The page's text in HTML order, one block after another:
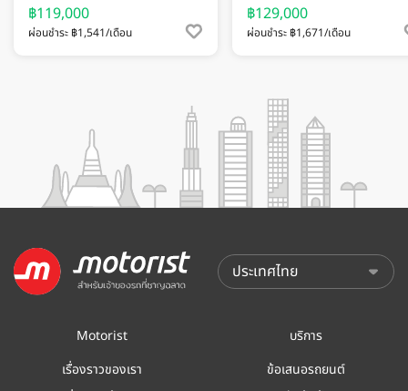
฿119,000
ผ่อนชำระ ฿1,541/เดือน
฿129,000
ผ่อนชำระ ฿1,671/เดือน
Motorist
เรื่องราวของเรา
บริการ
ข้อเสนอรถยนต์